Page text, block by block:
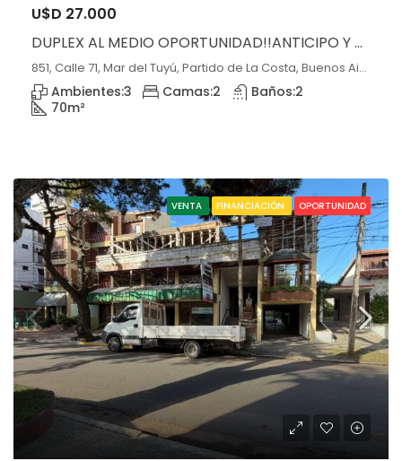
U$D 27.000
DUPLEX AL MEDIO OPORTUNIDAD!!ANTICIPO Y CUOTAS.
851, Calle 71, Mar del Tuyú, Partido de La Costa, Buenos Aires, 7108, Argentina, Mar del Tuyú
Ambientes:3 Camas:2 Baños:2
70m²
VENTA FINANCIACIÓN OPORTUNIDAD